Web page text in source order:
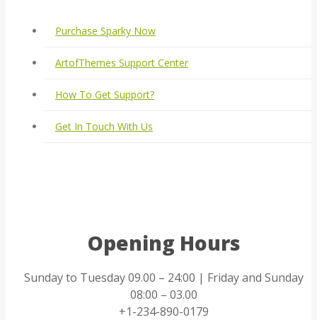
Purchase Sparky Now
ArtofThemes Support Center
How To Get Support?
Get In Touch With Us
Opening Hours
Sunday to Tuesday 09.00 – 24:00 | Friday and Sunday
08:00 – 03.00
+1-234-890-0179